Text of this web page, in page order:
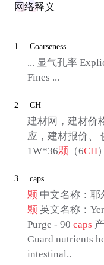
网络释义
1 Coarseness
... 显气孔率
Fines ...
2 CH
建材网，建材价
应，建材报价、
1W*36颗（6CH
3 caps
颗中文名称：耶
颗英文名称：
Purge - 90 caps
Guard nutrients
intestinal..